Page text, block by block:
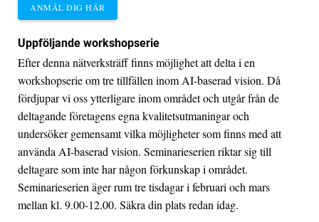
ANMÄL DIG HÄR
Uppföljande workshopserie
Efter denna nätverksträff finns möjlighet att delta i en
workshopserie om tre tillfällen inom AI-baserad vision. Då
fördjupar vi oss ytterligare inom området och utgår från de
deltagande företagens egna kvalitetsutmaningar och
undersöker gemensamt vilka möjligheter som finns med att
använda AI-baserad vision. Seminarieserien riktar sig till
deltagare som inte har någon förkunskap i området.
Seminarieserien äger rum tre tisdagar i februari och mars
mellan kl. 9.00-12.00. Säkra din plats redan idag.